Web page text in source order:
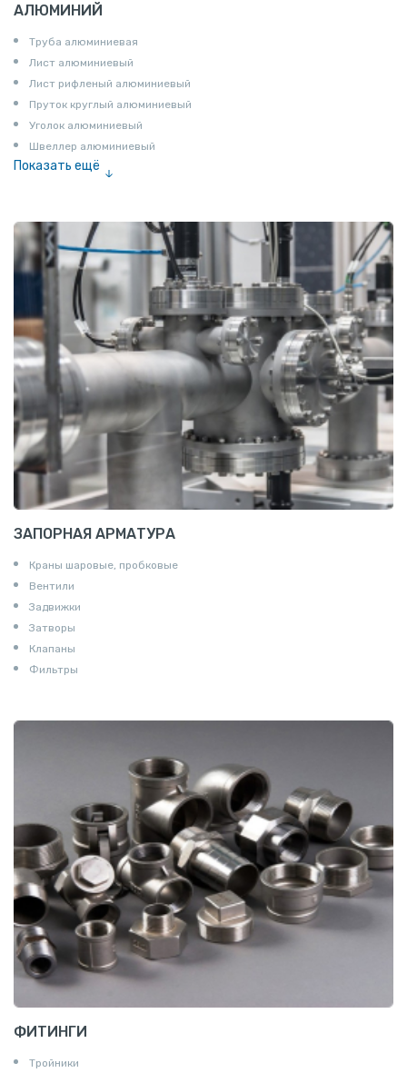
АЛЮМИНИЙ
Труба алюминиевая
Лист алюминиевый
Лист рифленый алюминиевый
Пруток круглый алюминиевый
Уголок алюминиевый
Швеллер алюминиевый
Показать ещё
Шина электротехническая
Алюминиевая плита
Z профиль алюминиевый
Т профиль алюминиевый
Пруток квадратный алюминиевый
Полоса алюминиевая
Пруток шестигранный алюминиевый
ЗАПОРНАЯ АРМАТУРА
Краны шаровые, пробковые
Вентили
Задвижки
Затворы
Клапаны
Фильтры
ФИТИНГИ
Тройники